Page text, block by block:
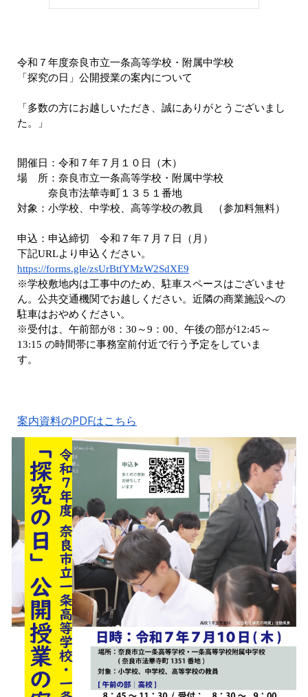
令和７年度奈良市立一条高等学校・附属中学校
「探究の日」公開授業の案内について
「多数の方にお越しいただき、誠にありがとうございまし
た。」
開催日：令和７年７月１０日（木）
場 所：奈良市立一条高等学校・附属中学校
奈良市法華寺町１３５１番地
対象：小学校、中学校、高等学校の教員 （参加料無料）
申込：申込締切 令和７年７月７日（月）
下記URLより申込ください。
https://forms.gle/zsUrBtfYMzW2SdXE9
※学校敷地内は工事中のため、駐車スペースはございませ
ん。公共交通機関でお越しください。近隣の商業施設への
駐車はおやめください。
※受付は、午前部が8：30～9：00、午後の部が12:45～
13:15 の時間帯に事務室前付近で行う予定をしていま
す。
案内資料のPDFはこちら